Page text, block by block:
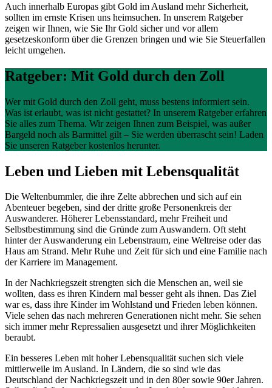
Auch innerhalb Europas gibt Gold im Ausland mehr Sicherheit,
sollten im ernste Krisen uns heimsuchen. In unserem Ratgeber
zeigen wir Ihnen, wie Sie Ihr Gold sicher und vor allem
gesetzeskonform über die Grenzen bringen und wie Sie Steuerfallen
leicht umgehen.
Ratgeber: Mit Gold durch den Zoll
Wer mit Gold durch den Zoll geht, muss bestens informiert sein.
Was ist erlaubt, was ist nicht gestattet? In unserem Ratgeber erfahren
Sie alles zum Thema. Wir zeigen Ihnen zum Beispiel, was außer
Bargeld noch als Barmittel gilt – Sie werden überrascht sein! Laden
Sie unseren Ratgeber kostenlos herunter.
Leben und Lieben mit Lebensqualität
Die Weltenbummler, die ihre Zelte abbrechen und sich auf ein
Abenteuer begeben, sind der dritte große Personenkreis der
Auswanderer. Höherer Lebensstandard, mehr Freiheit und
Selbstbestimmung sind die Gründe zum Auswandern. Oft steht
hinter der Auswanderung ein Lebenstraum, eine Weltreise oder das
Haus am Strand. Mehr Ruhe und Zeit für sich und eine Familie nach
der Karriere im Management.
In der Nachkriegszeit strengten sich die Menschen an, weil sie
wollten, dass es ihren Kindern mal besser geht als ihnen. Das Ziel
war es, dass ihre Kinder im Wohlstand und Frieden leben können.
Viele sehen das nach mehreren Generationen nicht mehr. Sie sehen
sich immer mehr Repressalien ausgesetzt und ihrer Möglichkeiten
beraubt.
Ein besseres Leben mit hoher Lebensqualität suchen sich viele
mittlerweile im Ausland. In Ländern, die so sind wie das
Deutschland der Nachkriegszeit und in den 80er sowie 90er Jahren.